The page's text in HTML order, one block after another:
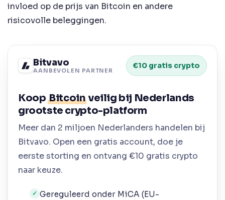
invloed op de prijs van Bitcoin en andere
risicovolle beleggingen.
Bitvavo
AANBEVOLEN PARTNER
€10 gratis crypto
KoopBitcoin veilig bij Nederlands
grootste crypto-platform
Meer dan 2 miljoen Nederlanders handelen bij
Bitvavo. Open een gratis account, doe je
eerste storting en ontvang €10 gratis crypto
naar keuze.
✓ Gereguleerd onder MiCA (EU-